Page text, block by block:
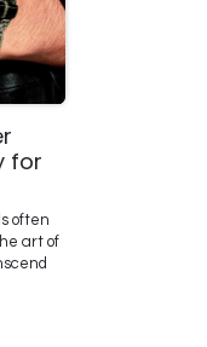
for
often
art of